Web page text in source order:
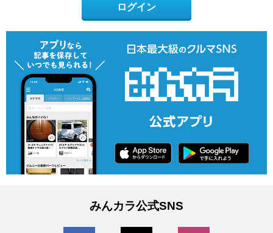
ログイン
みんカラ公式SNS